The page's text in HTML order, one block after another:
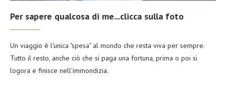
Per sapere qualcosa di me...clicca sulla foto
Un viaggio è l'unica "spesa" al mondo che resta viva per sempre.
Tutto il resto, anche ciò che si paga una fortuna, prima o poi si
logora e finisce nell'immondizia.